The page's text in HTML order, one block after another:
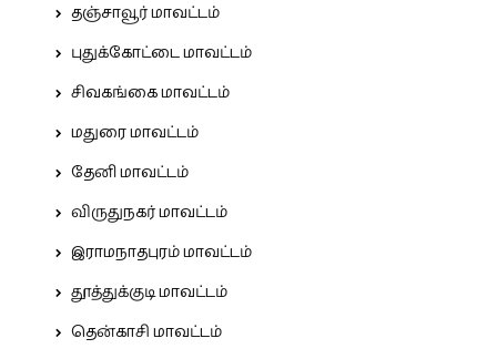
தஞ்சாவூர் மாவட்டம்
புதுக்கோட்டை மாவட்டம்
சிவகங்கை மாவட்டம்
மதுரை மாவட்டம்
தேனி மாவட்டம்
விருதுநகர் மாவட்டம்
இராமநாதபுரம் மாவட்டம்
தூத்துக்குடி மாவட்டம்
தென்காசி மாவட்டம்